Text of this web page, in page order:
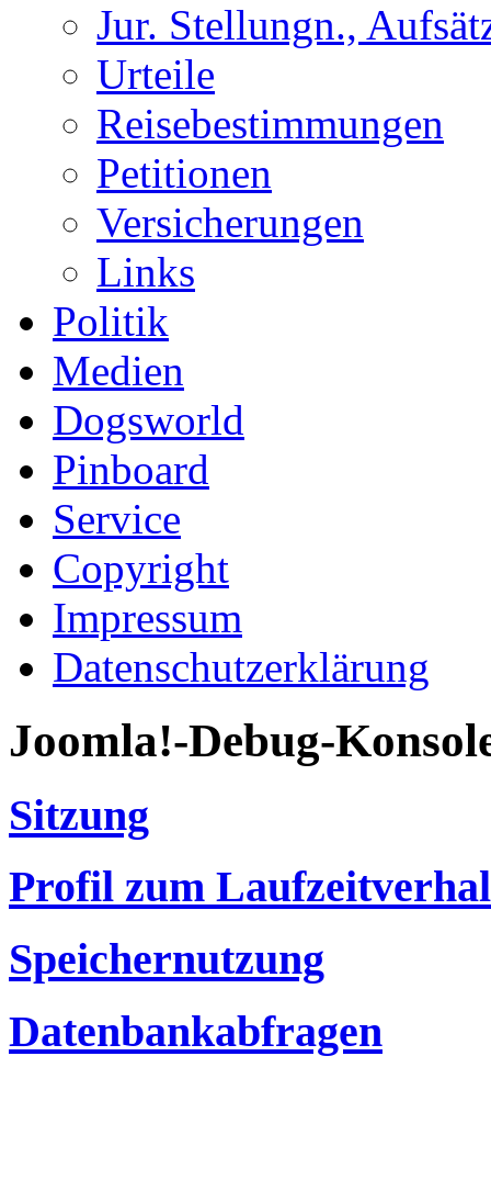
Jur. Stellungn.,
Urteile
Reisebestimmungen
Petitionen
Versicherungen
Links
Politik
Medien
Dogsworld
Pinboard
Service
Copyright
Impressum
Datenschutzerklärung
Joomla!-Debug-
Sitzung
Profil zum
Speichernutzung
Datenbankabfragen